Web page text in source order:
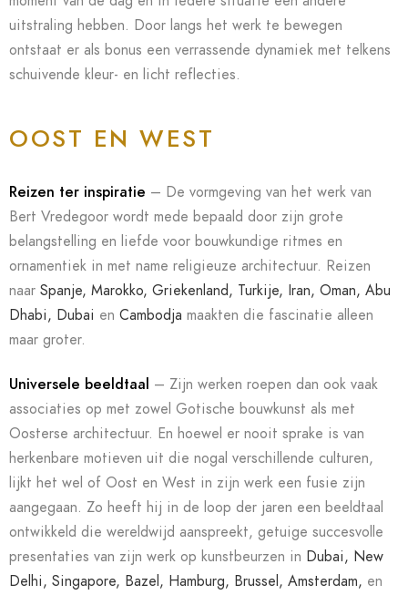
uitstraling hebben. Door langs het werk te bewegen
ontstaat er als bonus een verrassende dynamiek met telkens
schuivende kleur- en licht reflecties.
OOST EN WEST
Reizen ter inspiratie – De vormgeving van het werk van
Bert Vredegoor wordt mede bepaald door zijn grote
belangstelling en liefde voor bouwkundige ritmes en
ornamentiek in met name religieuze architectuur. Reizen
naar Spanje, Marokko, Griekenland, Turkije, Iran, Oman, Abu
Dhabi, Dubai en Cambodja maakten die fascinatie alleen
maar groter.
Universele beeldtaal – Zijn werken roepen dan ook vaak
associaties op met zowel Gotische bouwkunst als met
Oosterse architectuur. En hoewel er nooit sprake is van
herkenbare motieven uit die nogal verschillende culturen,
lijkt het wel of Oost en West in zijn werk een fusie zijn
aangegaan. Zo heeft hij in de loop der jaren een beeldtaal
ontwikkeld die wereldwijd aanspreekt, getuige succesvolle
presentaties van zijn werk op kunstbeurzen in Dubai, New
Delhi, Singapore, Bazel, Hamburg, Brussel, Amsterdam, en